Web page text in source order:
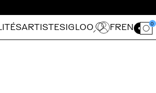
ARTISTES IGLOO
Ouvrir le
FR EN 0